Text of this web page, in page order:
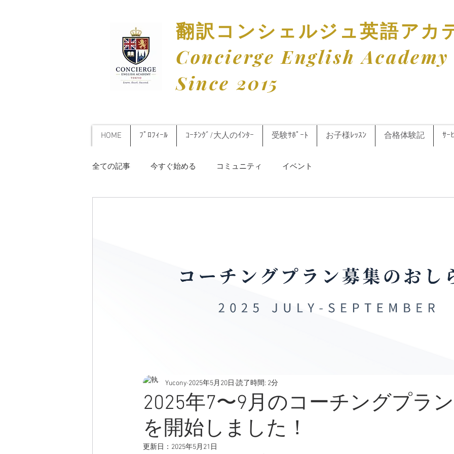
翻訳コンシェルジュ英語アカ
​Concierge English
​Since 2015
HOME ﾌﾟﾛﾌｨｰﾙ ｺｰﾁﾝｸﾞ/大人のｲﾝﾀｰ 受験ｻﾎﾟｰﾄ お子様ﾚｯｽﾝ 合格体験記 ｻｰ
全ての記事 今すぐ始める コミュニティ イベント
2025年7〜9月のコーチングプラ
を開始しました！
Yucony 2025年5月20日 読了時間: 2分
更新日： 2025年5月21日